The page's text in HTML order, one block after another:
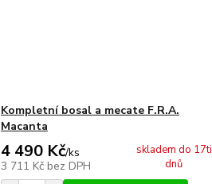
Kompletní bosal a mecate F.R.A.
Macanta
4 490 Kč/ks
3 711 Kč bez DPH
skladem do 17ti
dnů